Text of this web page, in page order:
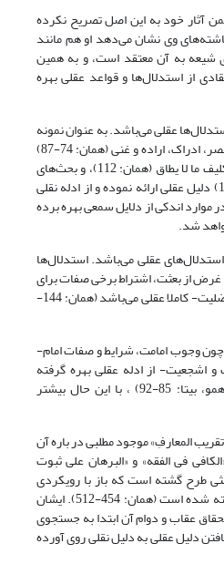
آثار خود به این اصل تصریح نکرده
وی نشان می‌دهد او هم مانند
شیعه به آن معتقد است، و به همین
از استدلال‌ها و قواعد عقلی بهره
عقلی می‌باشد. به عنوان نمونه
در اثبات صفات حیات، سمع و بصر، ادراک، اراده و غنی (همان: 74-87)
برای خداوند و نیز اثبات قبح تکلیف ما لا یطاق (همان: 112)، و بحث‌های
اعواض و آجال (همان: 137-138) دلیل عقلی ارائه نموده و از ادله نقلی
موارد اندکی از دلایل سمعی بهره برده
شد.
عقلی می‌باشد. استدلال‌ها
از بعثت، اشتراط برخی صفات برای
نبی- مانند عصمت، اعلمیت و افضلیت- کاملا عقلی می‌باشد (همان: 144-
وجوب امامت، شرایط و صفات امام-
اشجعیت- از ادله عقلی بهره گرفته
است (همو، 1404: 170-174؛ همو، بی‏تا: 85-92) ، با این حال بیشتر
المعارفِ» موجود مطلبی در باره آن
فی الفقه» و «البرهان علی ثبوت
طرح گشته است که باز با رویکردی
عقلی به اثبات مسایل آن پرداخته شده است (همان: 454-512). ایشان
عقاب و دوام آن ابتدا به جستجوی
دلیل عقلی به دلیل نقلی روی آورده